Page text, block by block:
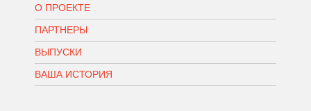
О ПРОЕКТЕ
ПАРТНЕРЫ
ВЫПУСКИ
ВАША ИСТОРИЯ